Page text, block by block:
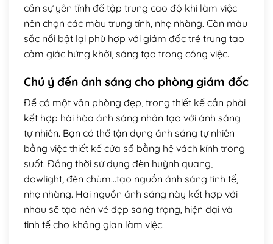
cần sự yên tĩnh để tập trung cao độ khi làm việc
nên chọn các màu trung tính, nhẹ nhàng. Còn màu
sắc nổi bật lại phù hợp với giám đốc trẻ trung tạo
cảm giác hứng khởi, sáng tạo trong công việc.
Chú ý đến ánh sáng cho phòng giám đốc
Để có một văn phòng đẹp, trong thiết kế cần phải
kết hợp hài hòa ánh sáng nhân tạo với ánh sáng
tự nhiên. Bạn có thể tận dụng ánh sáng tự nhiên
bằng việc thiết kế cửa sổ bằng hệ vách kính trong
suốt. Đồng thời sử dụng đèn huỳnh quang,
dowlight, đèn chùm…tạo nguồn ánh sáng tinh tế,
nhẹ nhàng. Hai nguồn ánh sáng này kết hợp với
nhau sẽ tạo nên vẻ đẹp sang trọng, hiện đại và
tinh tế cho không gian làm việc.